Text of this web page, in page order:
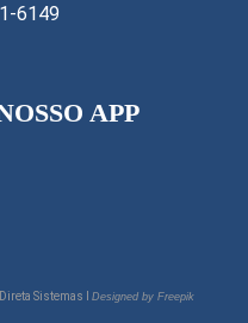
6149
APP
Direta Sistemas I Designed by Freepik